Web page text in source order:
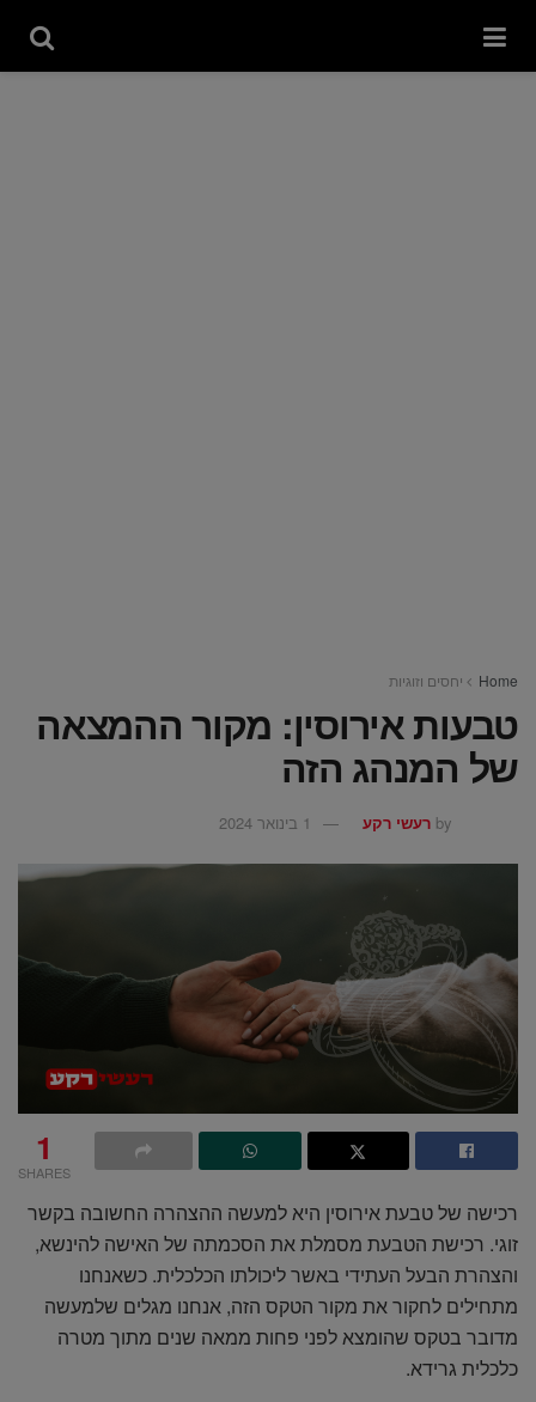
Home יחסים וזוגיות
טבעות אירוסין: מקור ההמצאה
של המנהג הזה
by רעשי רקע 1 בינואר 2024
1
SHARES
רכישה של טבעת אירוסין היא למעשה ההצהרה החשובה בקשר
זוגי. רכישת הטבעת מסמלת את הסכמתה של האישה להינשא,
והצהרת הבעל העתידי באשר ליכולתו הכלכלית. כשאנחנו
מתחילים לחקור את מקור הטקס הזה, אנחנו מגלים שלמעשה
מדובר בטקס שהומצא לפני פחות ממאה שנים מתוך מטרה
כלכלית גרידא.